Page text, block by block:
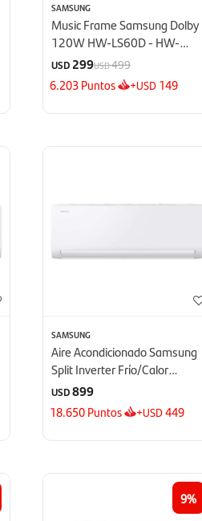
SAMSUNG
Music Frame Samsung Dolby
120W HW-LS60D - HW-
LS60D
USD299USD499
6.203Puntos +USD 149
SAMSUNG
Aire Acondicionado Samsung
Split Inverter Frío/Calor
18.000 BTU - BTU
USD899
18.650Puntos +USD449
9